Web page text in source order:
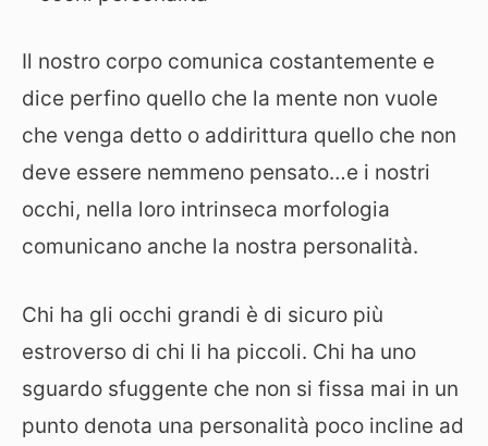
Il nostro corpo comunica costantemente e
dice perfino quello che la mente non vuole
che venga detto o addirittura quello che non
deve essere nemmeno pensato…e i nostri
occhi, nella loro intrinseca morfologia
comunicano anche la nostra personalità.
Chi ha gli occhi grandi è di sicuro più
estroverso di chi li ha piccoli. Chi ha uno
sguardo sfuggente che non si fissa mai in un
punto denota una personalità poco incline ad